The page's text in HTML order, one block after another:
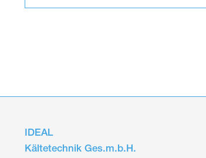
IDEAL
Kältetechnik Ges.m.b.H.